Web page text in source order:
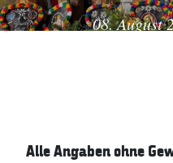
08. August
Alle Angaben ohne